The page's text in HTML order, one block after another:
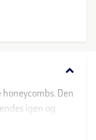
keyboard_arrow_down
Den
igen og